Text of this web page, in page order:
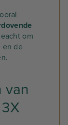
om
en de
van